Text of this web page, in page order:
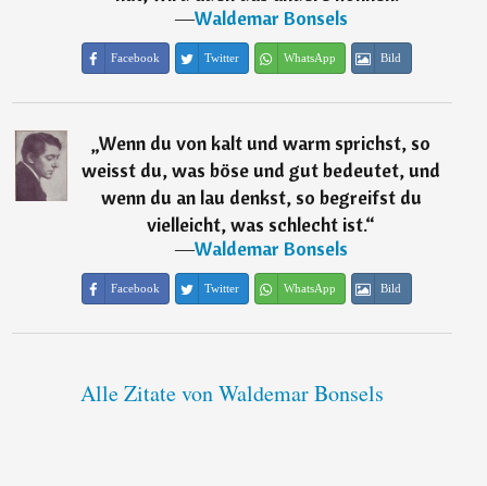
―Waldemar Bonsels
Facebook Twitter WhatsApp Bild
„Wenn du von kalt und warm sprichst, so
weisst du, was böse und gut bedeutet, und
wenn du an lau denkst, so begreifst du
vielleicht, was schlecht ist.“
―Waldemar Bonsels
Facebook Twitter WhatsApp Bild
Alle Zitate von Waldemar Bonsels